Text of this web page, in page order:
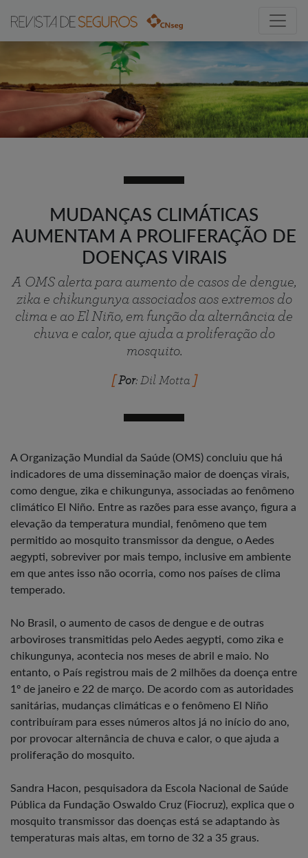
MUDANÇAS CLIMÁTICAS
AUMENTAM A PROLIFERAÇÃO DE
DOENÇAS VIRAIS
A OMS alerta para aumento de casos de dengue,
zika e chikungunya associados aos extremos do
clima e ao El Niño, em função da alternância de
chuva e calor, que ajuda a proliferação do
mosquito.
Por: Dil Motta
A Organização Mundial da Saúde (OMS) concluiu que há
indicadores de uma disseminação maior de doenças virais,
como dengue, zika e chikungunya, associadas ao fenômeno
climático El Niño. Entre as razões para esse avanço, figura a
elevação da temperatura mundial, fenômeno que tem
permitido ao mosquito transmissor da dengue, o Aedes
aegypti, sobreviver por mais tempo, inclusive em ambiente
em que antes isso não ocorria, como nos países de clima
temperado.
No Brasil, o aumento de casos de dengue e de outras
arboviroses transmitidas pelo Aedes aegypti, como zika e
chikungunya, acontecia nos meses de abril e maio. No
entanto, o País registrou mais de 2 milhões da doença entre
1º de janeiro e 22 de março. De acordo com as autoridades
sanitárias, mudanças climáticas e o fenômeno El Niño
contribuíram para esses números altos já no início do ano,
por provocar alternância de chuva e calor, o que ajuda a
proliferação do mosquito.
Sandra Hacon, pesquisadora da Escola Nacional de Saúde
Pública da Fundação Oswaldo Cruz (Fiocruz), explica que o
mosquito transmissor das doenças está se adaptando às
temperaturas mais altas, em torno de 32 a 35 graus.